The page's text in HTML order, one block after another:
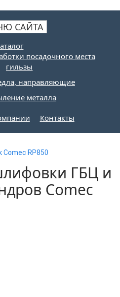
САЙТА
посадочного места
гильзы
направляющие
металла
Контакты
Comec RP850
ГБЦ и
Comec